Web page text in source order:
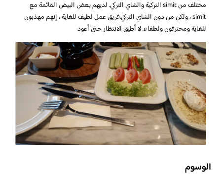
مختلف من simit التركية والشاي التركي. لديهم بعض البيض القائمة مع
simit ، ولكن من دون الشاي التركي.فريق عمل لطيف للغاية ، إنهم مهذبون
للغاية ومحترفون ولطفاء. لا أطيق الانتظار حتى أعود
الوسوم